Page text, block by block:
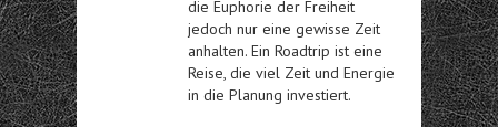
die Euphorie der Freiheit
jedoch nur eine gewisse Zeit
anhalten. Ein Roadtrip ist eine
Reise, die viel Zeit und Energie
in die Planung investiert.